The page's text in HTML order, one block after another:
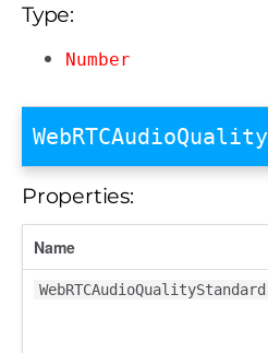
Type:
Number
WebRTCAudioQuality
Properties:
Name
WebRTCAudioQualityStandard